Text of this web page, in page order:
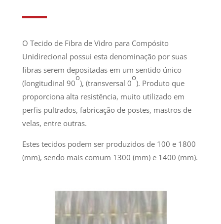
O Tecido de Fibra de Vidro para Compósito
Unidirecional possui esta denominação por suas
fibras serem depositadas em um sentido único
(longitudinal 90
o
), (transversal 0
o
). Produto que
proporciona alta resistência, muito utilizado em
perfis pultrados, fabricação de postes, mastros de
velas, entre outras.
Estes tecidos podem ser produzidos de 100 e 1800
(mm), sendo mais comum 1300 (mm) e 1400 (mm).